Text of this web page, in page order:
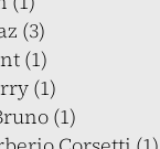
(3)
(1)
(1)
(1)